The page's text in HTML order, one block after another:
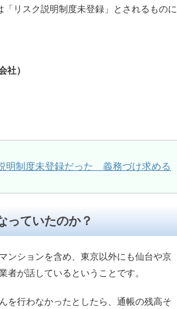
リスク説明制度未登録」とされるものに
社）
明制度未登録だった 義務づけ求める
っていたのか？
ンションを含め、東京以外にも仙台や京
が話しているということです。
を行わなかったとしたら、通帳の残高そ